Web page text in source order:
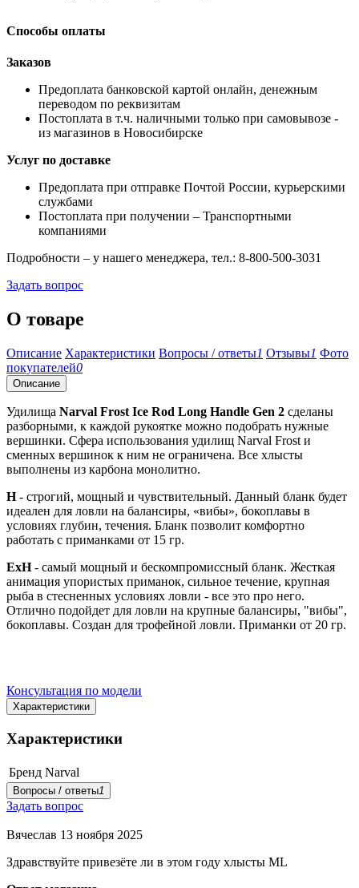
Способы оплаты
Заказов
Предоплата банковской картой онлайн, денежным
переводом по реквизитам
Постоплата в т.ч. наличными только при самовывозе -
из магазинов в Новосибирске
Услуг по доставке
Предоплата при отправке Почтой России, курьерскими
службами
Постоплата при получении – Транспортными
компаниями
Подробности – у нашего менеджера, тел.: 8-800-500-3031
Задать вопрос
О товаре
Описание Характеристики Вопросы / ответы1 Отзывы1 Фото
покупателей0
Описание
Удилища Narval Frost Ice Rod Long Handle Gen 2 сделаны
разборными, к каждой рукоятке можно подобрать нужные
вершинки. Сфера использования удилищ Narval Frost и
сменных вершинок к ним не ограничена. Все хлысты
выполнены из карбона монолитно.
H - строгий, мощный и чувствительный. Данный бланк будет
идеален для ловли на балансиры, «вибы», бокоплавы в
условиях глубин, течения. Бланк позволит комфортно
работать с приманками от 15 гр.
ExH- самый мощный и бескомпромиссный бланк. Жесткая
анимация упористых приманок, сильное течение, крупная
рыба в стесненных условиях ловли - все это про него.
Отлично подойдет для ловли на крупные балансиры, "вибы",
бокоплавы. Создан для трофейной ловли. Приманки от 20 гр.
Консультация по модели
Характеристики
Характеристики
Бренд Narval
Вопросы / ответы1
Задать вопрос
Вячеслав 13 ноября 2025
Здравствуйте привезёте ли в этом году хлысты ML